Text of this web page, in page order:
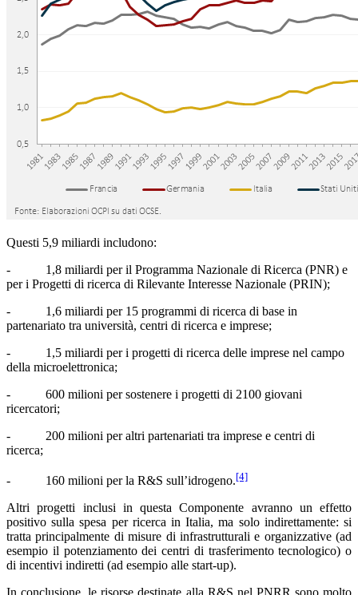
Questi 5,9 miliardi includono:
- 1,8 miliardi per il Programma Nazionale di Ricerca (PNR) e
per i Progetti di ricerca di Rilevante Interesse Nazionale (PRIN);
- 1,6 miliardi per 15 programmi di ricerca di base in
partenariato tra università, centri di ricerca e imprese;
- 1,5 miliardi per i progetti di ricerca delle imprese nel campo
della microelettronica;
- 600 milioni per sostenere i progetti di 2100 giovani
ricercatori;
- 200 milioni per altri partenariati tra imprese e centri di
ricerca;
- 160 milioni per la R&S sull’idrogeno.[4]
Altri progetti inclusi in questa Componente avranno un effetto
positivo sulla spesa per ricerca in Italia, ma solo indirettamente: si
tratta principalmente di misure di infrastrutturali e organizzative (ad
esempio il potenziamento dei centri di trasferimento tecnologico) o
di incentivi indiretti (ad esempio alle start-up).
In conclusione, le risorse destinate alla R&S nel PNRR sono molto